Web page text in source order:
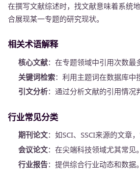
在撰写文献综述时，找文献意味着系统
合展现某一专题的研究现状。
相关术语解释
核心文献：在专题领域中引用次数最
关键词检索：利用主题词在数据库中
引文分析：通过分析文献的引用情况
行业常见分类
期刊论文：如SCI、SSCI来源的文章
会议论文：在尖端科技领域尤其常见。
行业报告：提供综合行业动态和数据。